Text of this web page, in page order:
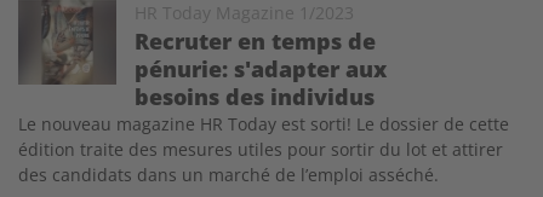
HR Today Magazine 1/2023
Recruter en temps de
pénurie: s'adapter aux
besoins des individus
Image
Le nouveau magazine HR Today est sorti! Le dossier de cette
édition traite des mesures utiles pour sortir du lot et attirer
des candidats dans un marché de l’emploi asséché.